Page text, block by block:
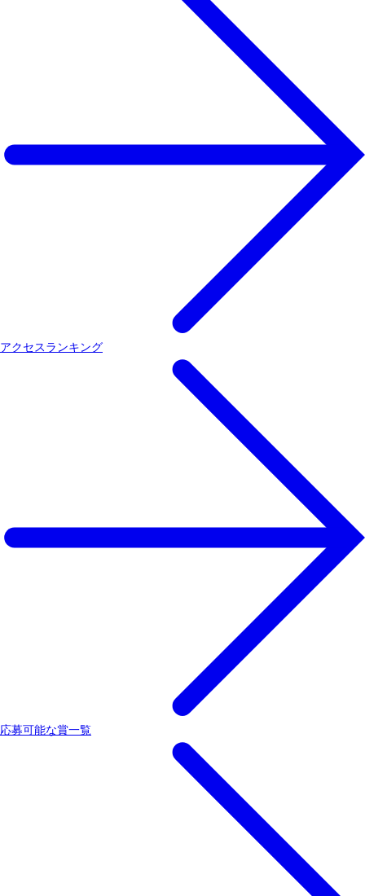
アクセスランキング
応募可能な賞一覧